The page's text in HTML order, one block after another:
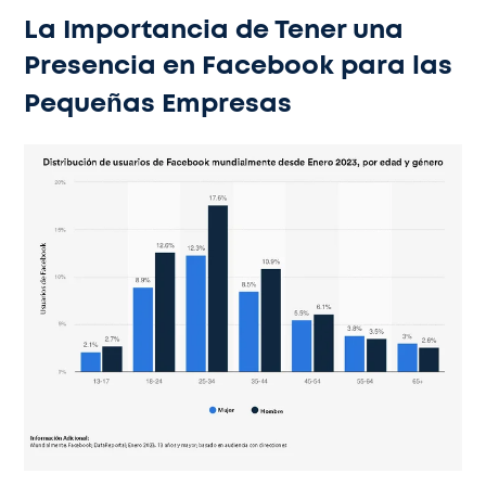
La Importancia de Tener una
Presencia en Facebook para las
Pequeñas Empresas